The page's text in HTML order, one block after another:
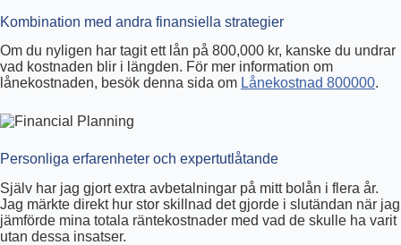
Kombination med andra finansiella strategier
Om du nyligen har tagit ett lån på 800,000 kr, kanske du undrar
vad kostnaden blir i längden. För mer information om
lånekostnaden, besök denna sida om Lånekostnad 800000.
Personliga erfarenheter och expertutlåtande
Själv har jag gjort extra avbetalningar på mitt bolån i flera år.
Jag märkte direkt hur stor skillnad det gjorde i slutändan när jag
jämförde mina totala räntekostnader med vad de skulle ha varit
utan dessa insatser.